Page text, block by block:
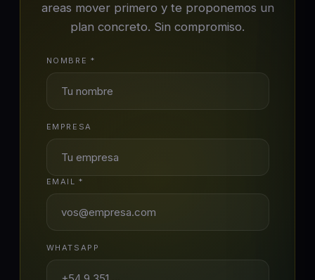
areas mover primero y te proponemos un
plan concreto. Sin compromiso.
NOMBRE *
EMPRESA
EMAIL *
WHATSAPP